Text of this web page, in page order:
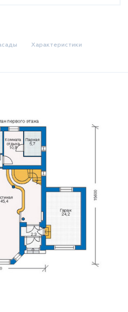
Характеристики